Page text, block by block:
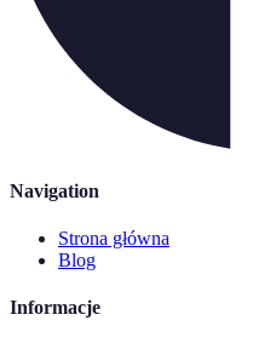
Navigation
Strona główna
Blog
Informacje